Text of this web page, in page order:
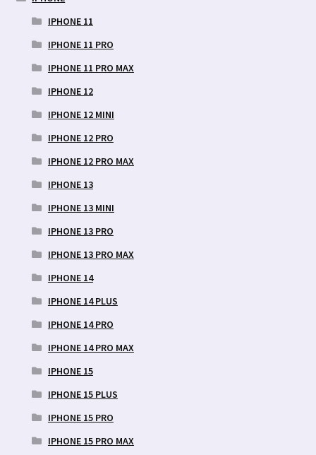
IPHONE 11
IPHONE 11 PRO
IPHONE 11 PRO MAX
IPHONE 12
IPHONE 12 MINI
IPHONE 12 PRO
IPHONE 12 PRO MAX
IPHONE 13
IPHONE 13 MINI
IPHONE 13 PRO
IPHONE 13 PRO MAX
IPHONE 14
IPHONE 14 PLUS
IPHONE 14 PRO
IPHONE 14 PRO MAX
IPHONE 15
IPHONE 15 PLUS
IPHONE 15 PRO
IPHONE 15 PRO MAX